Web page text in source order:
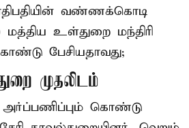
வண்ணக்கொடி
மத்திய உள்துறை மந்திரி
பேசியதாவது;
முதலிடம்
அர்ப்பணிப்பும் கொண்டு